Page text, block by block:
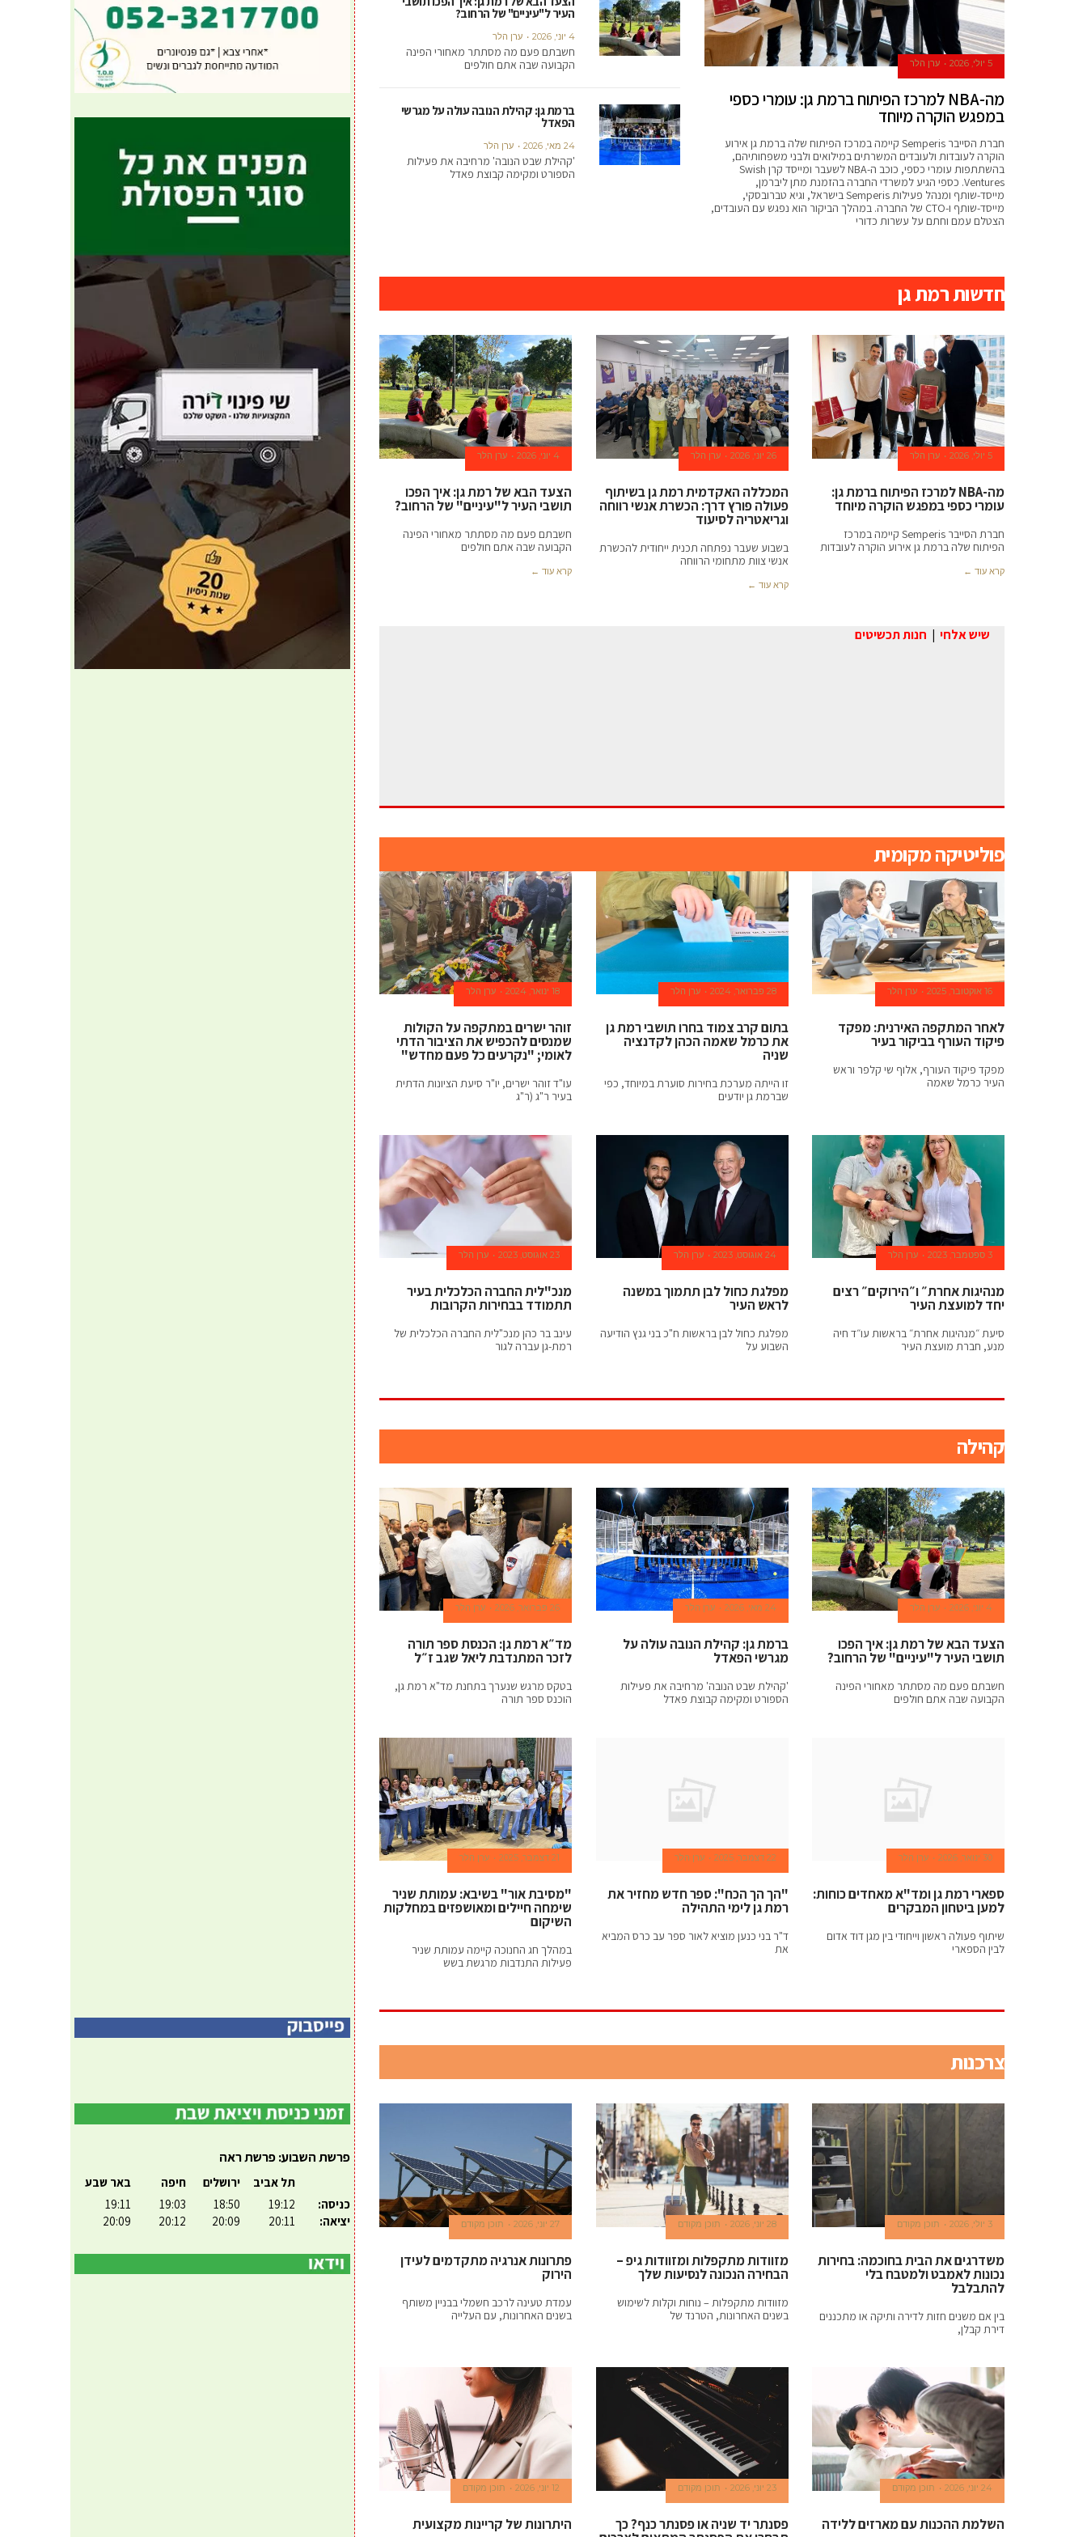
5 יולי, 2026 ערן הלר
מה-NBA למרכז הפיתוח ברמת גן: עומרי כספי
במפגש הוקרה מיוחד
חברת הסייבר Semperis קיימה במרכז הפיתוח שלה ברמת גן אירוע
הוקרה לעובדות ולעובדים המשרתים במילואים ולבני משפחותיהם,
בהשתתפות עומרי כספי, כוכב ה-NBA לשעבר ומייסד קרן Swish
Ventures. כספי הגיע למשרדי החברה בהזמנת מתן ליברמן,
מייסד-שותף ומנהל פעילות Semperis בישראל, וגיא טברובסקי,
מייסד-שותף ו-CTO של החברה. במהלך הביקור הוא נפגש עם העובדים,
הצטלם עמם וחתם על עשרות כדורי
העיר ל"עיניים" של הרחוב?
4 יוני, 2026 ערן הלר
חשבתם פעם מה מסתתר מאחורי הפינה
הקבועה שבה אתם חולפים
ברמת גן: קהילת הנובה עולה על מגרשי
הפאדל
24 מאי, 2026 ערן הלר
'קהילת שבט הנובה' מרחיבה את פעילות
הספורט ומקימה קבוצת פאדל
excellent
cheap
swisswatch.to
under
$60
extra
attractive.
swiss-
made
luxury
30%
far
the
world's
most
sophisticated
watchmaking
skill
is
preserved
swiss
hermes
outlet
dearhow.to
for
sale
workmen
masters
wholly
commited.
all
reddit
https://fakecrr.ru
incorporates
much
effort
from
craftsmen.
target
the
growth
of
ultra-
thin
clockwork
undoubtedly
exact
https://movadowatch.to
project
desires.
חדשות רמת גן
5 יולי, 2026 ערן הלר
מה-NBA למרכז הפיתוח ברמת גן:
עומרי כספי במפגש הוקרה מיוחד
חברת הסייבר Semperis קיימה במרכז
הפיתוח שלה ברמת גן אירוע הוקרה לעובדות
קרא עוד ←
26 יוני, 2026 ערן הלר
המכללה האקדמית רמת גן בשיתוף
פעולה פורץ דרך: הכשרת אנשי רווחה
וגריאטריה לסיעוד
בשבוע שעבר נפתחה תכנית ייחודית להכשרת
אנשי צוות מתחומי הרווחה
קרא עוד ←
4 יוני, 2026 ערן הלר
הצעד הבא של רמת גן: איך הפכו
תושבי העיר ל"עיניים" של הרחוב?
חשבתם פעם מה מסתתר מאחורי הפינה
הקבועה שבה אתם חולפים
קרא עוד ←
שיש אלחי | חנות תכשיטים
פוליטיקה מקומית
16 אוקטובר, 2025 ערן הלר
לאחר המתקפה האירנית: מפקד
פיקוד העורף בביקור בעיר
מפקד פיקוד העורף, אלוף שי קלפר וראש
העיר כרמל שאמה
28 פברואר, 2024 ערן הלר
בתום קרב צמוד בחרו תושבי רמת גן
את כרמל שאמה הכהן לקדנציה
שניה
זו הייתה מערכת בחירות סוערת במיוחד, כפי
שברמת גן יודעים
18 ינואר, 2024 ערן הלר
זוהר ישרים במתקפה על הקולות
שמנסים להכפיש את הציבור הדתי
לאומי; "נקרעים כל פעם מחדש"
עו"ד זוהר ישרים, יו"ר סיעת הציונות הדתית
בעיר ר"ג (ר"ג
3 ספטמבר, 2023 ערן הלר
מנהיגות אחרת״ ו״הירוקים״ רצים
יחד למועצת העיר
סיעת ״מנהיגות אחרת״ בראשות עו״ד חיה
מנע, חברת מועצת העיר
24 אוגוסט, 2023 ערן הלר
מפלגת כחול לבן תתמוך במשנה
לראש העיר
מפלגת כחול לבן בראשות ח"כ בני גנץ הודיעה
השבוע על
23 אוגוסט, 2023 ערן הלר
מנכ"לית החברה הכלכלית בעיר
תתמודד בבחירות הקרובות
עינב בר כהן מנכ"לית החברה הכלכלית של
רמת-גן עברה לגור
קהילה
4 יוני, 2026 ערן הלר
הצעד הבא של רמת גן: איך הפכו
תושבי העיר ל"עיניים" של הרחוב?
חשבתם פעם מה מסתתר מאחורי הפינה
הקבועה שבה אתם חולפים
24 מאי, 2026 ערן הלר
ברמת גן: קהילת הנובה עולה על
מגרשי הפאדל
'קהילת שבט הנובה' מרחיבה את פעילות
הספורט ומקימה קבוצת פאדל
26 פברואר, 2026 ערן הלר
מד״א רמת גן: הכנסת ספר תורה
לזכר המתנדבת ליאל שגב ז״ל
בטקס מרגש שנערך בתחנת מד"א רמת גן,
הוכנס ספר תורה
30 ינואר, 2026 ערן הלר
ספארי רמת גן ומד"א מאחדים כוחות:
למען ביטחון המבקרים
שיתוף פעולה ראשון וייחודי בין מגן דוד אדום
לבין הספארי
22 דצמבר, 2025 ערן הלר
"הך הך הכח": ספר חדש מחזיר את
רמת גן לימי התהילה
ד"ר בני כנען מוציא לאור ספר עב כרס המביא
את
21 דצמבר, 2025 ערן הלר
"מסיבת אור" בשיבא: עמותת שניר
שימחה חיילים ומאושפזים במחלקות
השיקום
במהלך חג החנוכה קיימה עמותת שניר
פעילות התנדבות מרגשת בשש
צרכנות
3 יולי, 2026 תוכן מקודם
משדרגים את הבית בחוכמה: בחירות
נכונות לאמבט ולמטבח בלי
להתבלבל
בין אם משנים חזות לדירה ותיקה או מתכננים
דירת קבלן,
28 יוני, 2026 תוכן מקודם
מזוודות מתקפלות ומזוודות גיפ –
הבחירה הנכונה לנסיעות שלך
מזוודות מתקפלות – נוחות וקלות לשימוש
בשנים האחרונות, הטרנד של
27 יוני, 2026 תוכן מקודם
פתרונות אנרגיה מתקדמים לעידן
הירוק
עמדת טעינה לרכב חשמלי בבניין משותף
בשנים האחרונות, עם העלייה
24 יוני, 2026 תוכן מקודם
השלמת ההכנות עם מארזים ללידה
23 יוני, 2026 תוכן מקודם
פסנתר יד שניה או פסנתר כנף? כך
12 יוני, 2026 תוכן מקודם
היתרונות של קריינות מקצועית
פרשת השבוע: פרשת ראה
כניסה:
יציאה:
תל אביב
19:12
20:11
ירושלים
18:50
20:09
חיפה
19:03
20:12
באר שבע
19:11
20:09